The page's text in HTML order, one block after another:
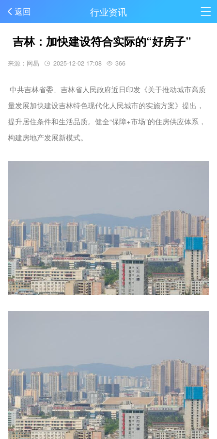
返回 行业资讯
吉林：加快建设符合实际的“好房子”
来源：网易 2025-12-02 17:08 366
中共吉林省委、吉林省人民政府近日印发《关于推动城市高质
量发展加快建设吉林特色现代化人民城市的实施方案》提出，
提升居住条件和生活品质。健全“保障+市场”的住房供应体系，
构建房地产发展新模式。